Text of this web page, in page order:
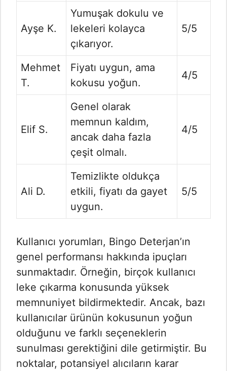
Ayşe K.
Yumuşak dokulu ve
lekeleri kolayca
çıkarıyor.
5/5
Mehmet
T.
Fiyatı uygun, ama
kokusu yoğun.
4/5
Elif S.
Genel olarak
memnun kaldım,
ancak daha fazla
çeşit olmalı.
4/5
Ali D.
Temizlikte oldukça
etkili, fiyatı da gayet
uygun.
5/5
Kullanıcı yorumları, Bingo Deterjan’ın
genel performansı hakkında ipuçları
sunmaktadır. Örneğin, birçok kullanıcı
leke çıkarma konusunda yüksek
memnuniyet bildirmektedir. Ancak, bazı
kullanıcılar ürünün kokusunun yoğun
olduğunu ve farklı seçeneklerin
sunulması gerektiğini dile getirmiştir. Bu
noktalar, potansiyel alıcıların karar